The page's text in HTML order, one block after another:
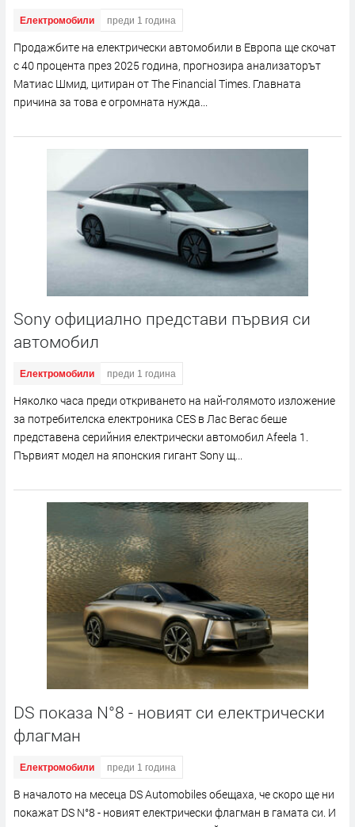
Електромобили преди 1 година
Продажбите на електрически автомобили в Европа ще скочат
с 40 процента през 2025 година, прогнозира анализаторът
Матиас Шмид, цитиран от The Financial Times. Главната
причина за това е огромната нужда...
Sony официално представи първия си
автомобил
Електромобили преди 1 година
Няколко часа преди откриването на най-голямото изложение
за потребителска електроника CES в Лас Вегас беше
представена серийния електрически автомобил Afeela 1.
Първият модел на японския гигант Sony щ...
DS показа N°8 - новият си електрически
флагман
Електромобили преди 1 година
В началото на месеца DS Automobiles обещаха, че скоро ще ни
покажат DS N°8 - новият електрически флагман в гамата си. И